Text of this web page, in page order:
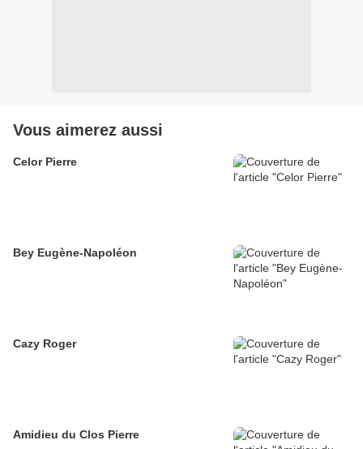
Vous aimerez aussi
Celor Pierre
Bey Eugène-Napoléon
Cazy Roger
Amidieu du Clos Pierre